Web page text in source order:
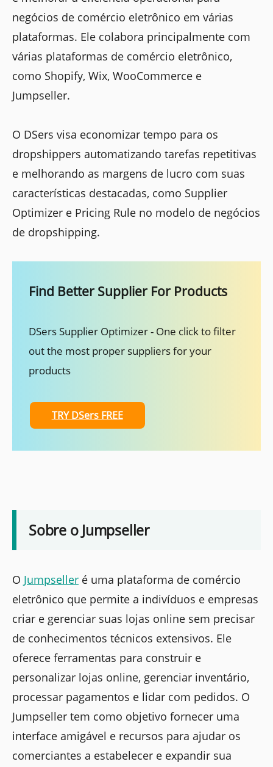
negócios de comércio eletrônico em várias
plataformas. Ele colabora principalmente com
várias plataformas de comércio eletrônico,
como Shopify, Wix, WooCommerce e
Jumpseller.
O DSers visa economizar tempo para os
dropshippers automatizando tarefas repetitivas
e melhorando as margens de lucro com suas
características destacadas, como Supplier
Optimizer e Pricing Rule no modelo de negócios
de dropshipping.
Find Better Supplier For Products
DSers Supplier Optimizer - One click to filter
out the most proper suppliers for your
products
TRY DSers FREE
Sobre o Jumpseller
O Jumpseller é uma plataforma de comércio
eletrônico que permite a indivíduos e empresas
criar e gerenciar suas lojas online sem precisar
de conhecimentos técnicos extensivos. Ele
oferece ferramentas para construir e
personalizar lojas online, gerenciar inventário,
processar pagamentos e lidar com pedidos. O
Jumpseller tem como objetivo fornecer uma
interface amigável e recursos para ajudar os
comerciantes a estabelecer e expandir sua